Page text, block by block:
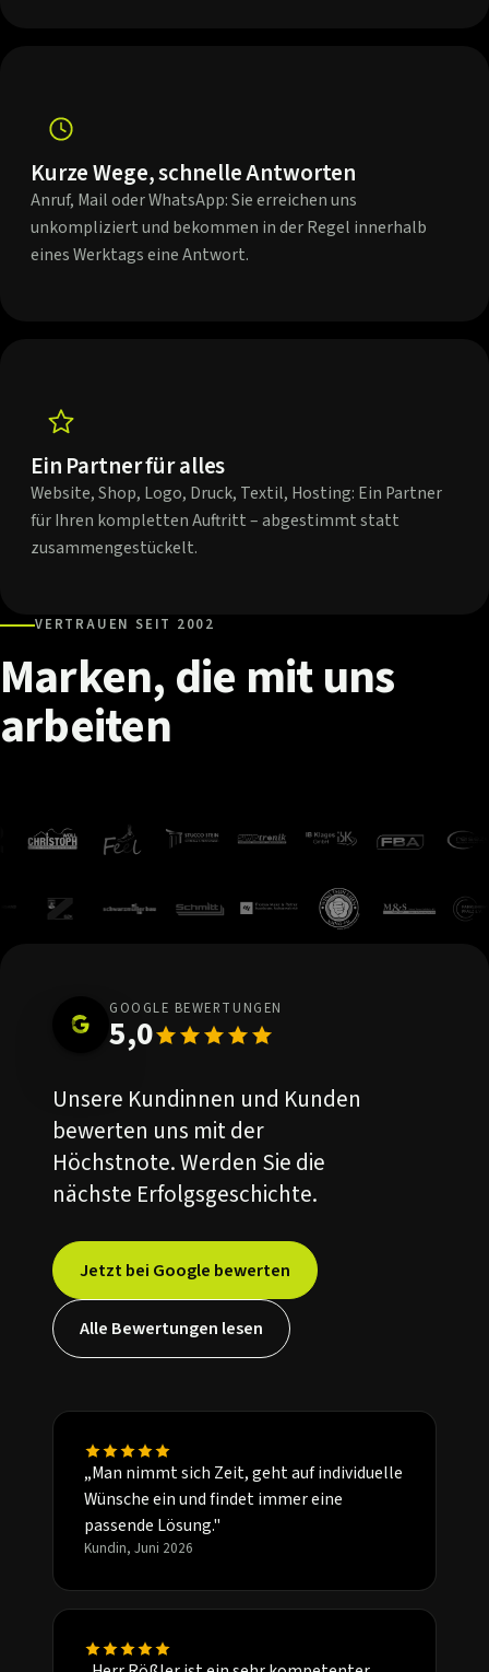
Kurze Wege, schnelle Antworten
Anruf, Mail oder WhatsApp: Sie erreichen uns
unkompliziert und bekommen in der Regel innerhalb
eines Werktags eine Antwort.
Ein Partner für alles
Website, Shop, Logo, Druck, Textil, Hosting: Ein Partner
für Ihren kompletten Auftritt – abgestimmt statt
zusammengestückelt.
VERTRAUEN SEIT 2002
Marken,die mituns
arbeiten
GOOGLE BEWERTUNGEN
5,0
Unsere Kundinnen und Kunden
bewerten uns mit der
Höchstnote. Werden Sie die
nächste Erfolgsgeschichte.
Jetzt bei Google bewerten
Alle Bewertungen lesen
„Man nimmt sich Zeit, geht auf individuelle
Wünsche ein und findet immer eine
passende Lösung."
Kundin, Juni 2026